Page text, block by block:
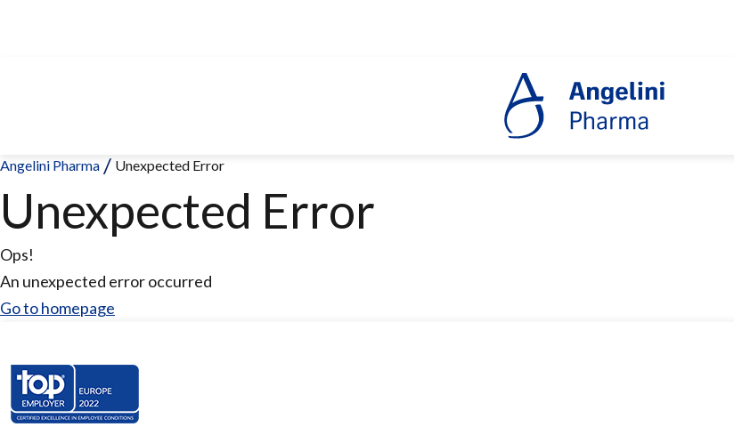
Angelini Pharma Unexpected Error
Unexpected Error
Ops!
An unexpected error occurred
Go to homepage